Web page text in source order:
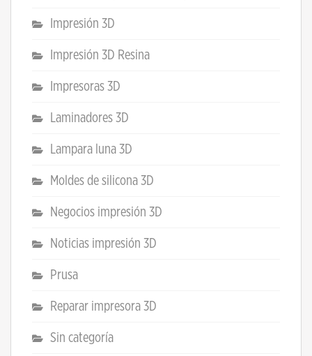
Impresión 3D
Impresión 3D Resina
Impresoras 3D
Laminadores 3D
Lampara luna 3D
Moldes de silicona 3D
Negocios impresión 3D
Noticias impresión 3D
Prusa
Reparar impresora 3D
Sin categoría